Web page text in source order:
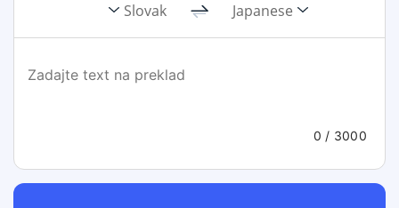
Slovak Japanese
0 / 3000